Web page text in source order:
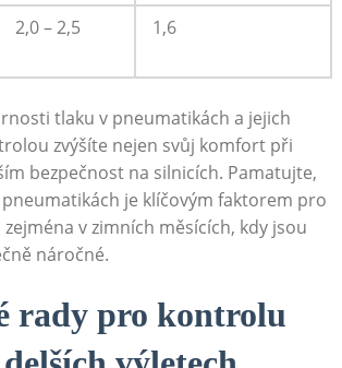
2,0 – 2,5 1,6
tlaku v pneumatikách a jejich
zvýšíte nejen svůj komfort při
bezpečnost na silnicích. Pamatujte,
je klíčovým faktorem pro
v zimních měsících, kdy jsou
náročné.
rady pro kontrolu